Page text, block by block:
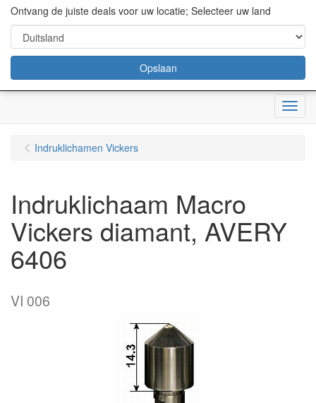
content="18/11/2025″/>
Menu
Indruklichamen Vickers
Indruklichaam Macro
Vickers diamant, AVERY
6406
VI 006
Ontvang de juiste deals voor uw locatie; Selecteer uw land
Opslaan